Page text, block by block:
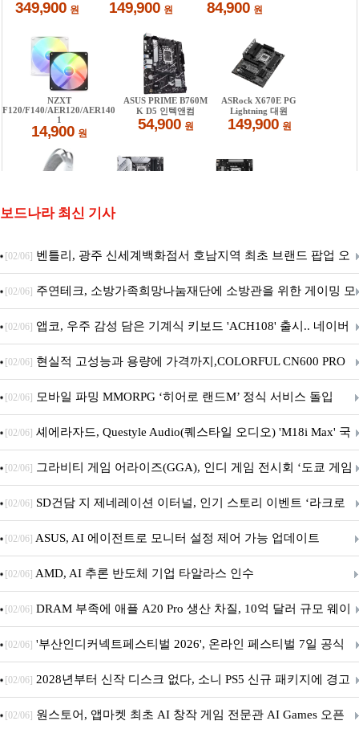
보드나라 최신 기사
[02/06] 벤틀리, 광주 신세계백화점서 호남지역 최초 브랜드 팝업 오
픈
[02/06] 주연테크, 소방가족희망나눔재단에 소방관을 위한 게이밍 모
니터·스마트 펫 침대 기부
[02/06] 앱코, 우주 감성 담은 기계식 키보드 'ACH108' 출시.. 네이버
브랜드데이 기획전 진행
[02/06] 현실적 고성능과 용량에 가격까지,COLORFUL CN600 PRO
M.2 NVMe 디앤디컴 1TB
[02/06] 모바일 파밍 MMORPG ‘히어로 랜드M’ 정식 서비스 돌입
[02/06] 셰에라자드, Questyle Audio(퀘스타일 오디오) 'M18i Max' 국
내 정식 출시
[02/06] 그라비티 게임 어라이즈(GGA), 인디 게임 전시회 ‘도쿄 게임
던전 13’ 참가!
[02/06] SD건담 지 제네레이션 이터널, 인기 스토리 이벤트 ‘라크로
아의 용사’ 재개최 및 풍성한 기념 이벤트 실시!
[02/06] ASUS, AI 에이전트로 모니터 설정 제어 가능 업데이트
[02/06] AMD, AI 추론 반도체 기업 타알라스 인수
[02/06] DRAM 부족에 애플 A20 Pro 생산 차질, 10억 달러 규모 웨이
퍼 대기
[02/06] '부산인디커넥트페스티벌 2026', 온라인 페스티벌 7일 공식
개막... 22일간 진행
[02/06] 2028년부터 신작 디스크 없다, 소니 PS5 신규 패키지에 경고
문 추가
[02/06] 원스토어, 앱마켓 최초 AI 창작 게임 전문관 AI Games 오픈